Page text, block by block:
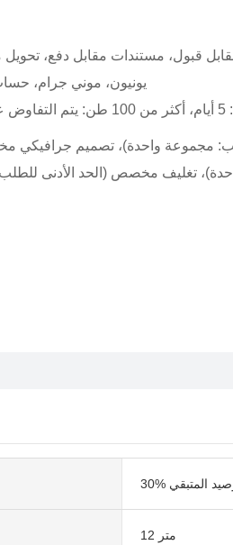
قبول، مستندات مقابل دفع،
يونيون، موني جرام،
مجموعة واحدة)، تصميم جرافيكي
تغليف مخصص (الحد الأدنى
12 متر